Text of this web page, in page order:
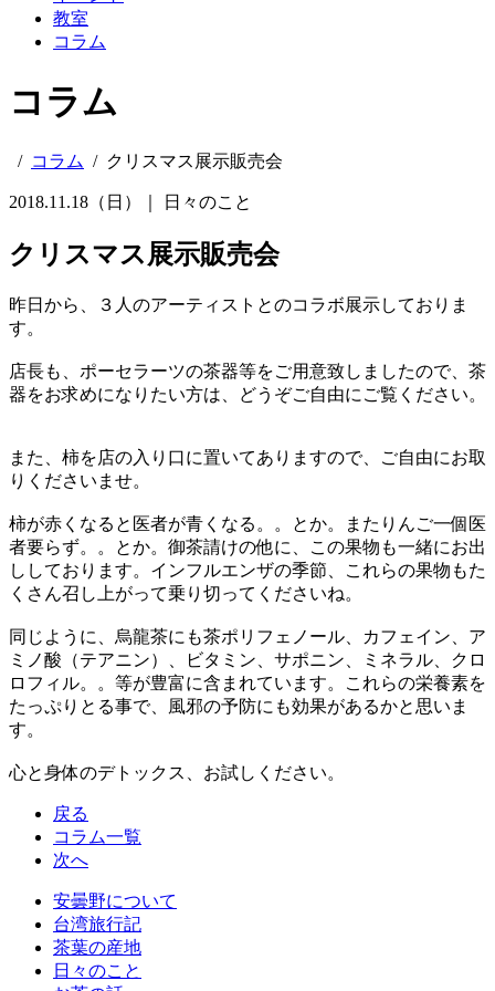
教室
コラム
コラム
/ コラム / クリスマス展示販売会
2018.11.18（日）｜ 日々のこと
クリスマス展示販売会
昨日から、３人のアーティストとのコラボ展示しておりま
す。
店長も、ポーセラーツの茶器等をご用意致しましたので、茶
器をお求めになりたい方は、どうぞご自由にご覧ください。
また、柿を店の入り口に置いてありますので、ご自由にお取
りくださいませ。
柿が赤くなると医者が青くなる。。とか。またりんご一個医
者要らず。。とか。御茶請けの他に、この果物も一緒にお出
ししております。インフルエンザの季節、これらの果物もた
くさん召し上がって乗り切ってくださいね。
同じように、烏龍茶にも茶ポリフェノール、カフェイン、ア
ミノ酸（テアニン）、ビタミン、サポニン、ミネラル、クロ
ロフィル。。等が豊富に含まれています。これらの栄養素を
たっぷりとる事で、風邪の予防にも効果があるかと思いま
す。
心と身体のデトックス、お試しください。
戻る
コラム一覧
次へ
安曇野について
台湾旅行記
茶葉の産地
日々のこと